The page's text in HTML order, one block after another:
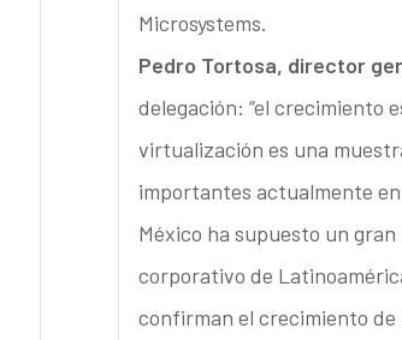
Microsystems.
Pedro Tortosa, director
delegación: “el crecimiento
virtualización es una
importantes actualmente
México ha supuesto un
corporativo de
confirman el crecimiento de